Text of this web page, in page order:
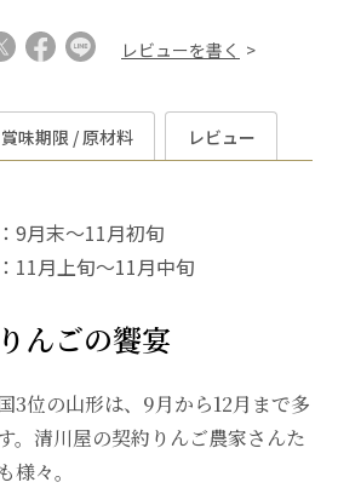
レビューを書く
賞味期限 / 原材料 レビュー
月末～11月初旬
上旬～11月中旬
んごの饗宴
3位の山形は、9月から12月まで多
。清川屋の契約りんご農家さんた
様々。